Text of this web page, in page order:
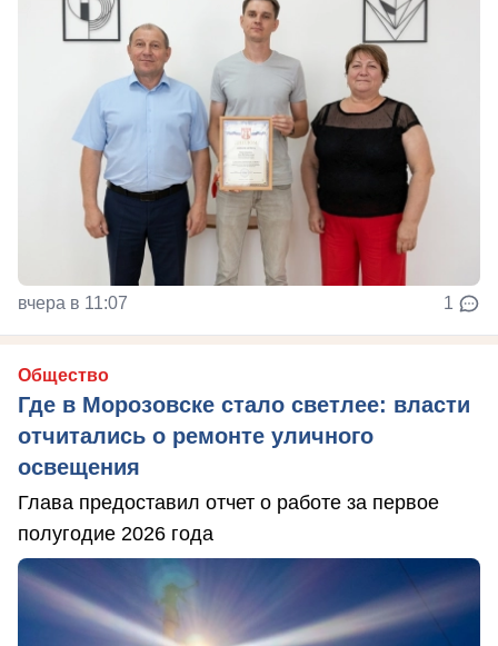
вчера в 11:07 1
Общество
Где в Морозовске стало светлее: власти
отчитались о ремонте уличного
освещения
Глава предоставил отчет о работе за первое
полугодие 2026 года